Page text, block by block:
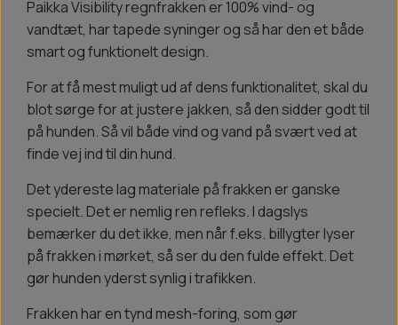
Paikka Visibility regnfrakken er 100% vind- og
vandtæt, har tapede syninger og så har den et både
smart og funktionelt design.
For at få mest muligt ud af dens funktionalitet, skal du
blot sørge for at justere jakken, så den sidder godt til
på hunden. Så vil både vind og vand på svært ved at
finde vej ind til din hund.
Det ydereste lag materiale på frakken er ganske
specielt. Det er nemlig ren refleks. I dagslys
bemærker du det ikke, men når f.eks. billygter lyser
på frakken i mørket, så ser du den fulde effekt. Det
gør hunden yderst synlig i trafikken.
Frakken har en tynd mesh-foring, som gør